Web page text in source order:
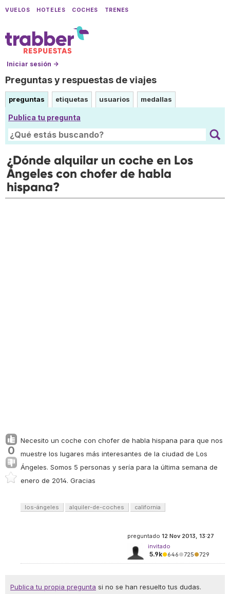
VUELOS HOTELES COCHES TRENES
Iniciar sesión →
Preguntas y respuestas de viajes
preguntas etiquetas usuarios medallas
Publica tu pregunta
¿Dónde alquilar un coche en Los
Ángeles con chofer de habla
hispana?
0
Necesito un coche con chofer de habla hispana para que nos
muestre los lugares más interesantes de la ciudad de Los
Ángeles. Somos 5 personas y sería para la última semana de
enero de 2014. Gracias
los-ángeles alquiler-de-coches california
preguntado 12 Nov 2013, 13:27
invitado
5.9k●646●725●729
Publica tu propia pregunta si no se han resuelto tus dudas.